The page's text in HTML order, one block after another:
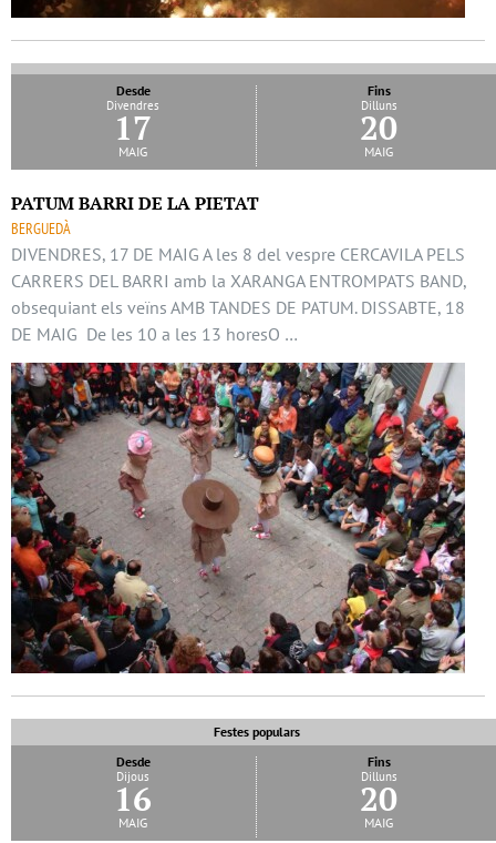
Desde
Divendres
17
maig
Fins
Dilluns
20
maig
PATUM BARRI DE LA PIETAT
BERGUEDÀ
DIVENDRES, 17 DE MAIG A les 8 del vespre CERCAVILA PELS
CARRERS DEL BARRI amb la XARANGA ENTROMPATS BAND,
obsequiant els veïns AMB TANDES DE PATUM. DISSABTE, 18
DE MAIG De les 10 a les 13 horesO …
Festes populars
Desde
Dijous
16
maig
Fins
Dilluns
20
maig